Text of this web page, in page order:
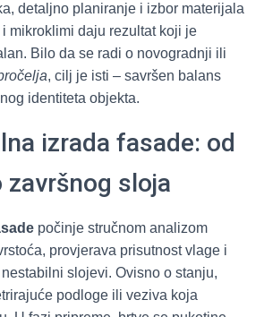
detaljno planiranje i izbor materijala
mikroklimi daju rezultat koji je
Bilo da se radi o novogradnji ili
, cilj je isti – savršen balans
identiteta objekta.
izrada fasade: od
završnog sloja
počinje stručnom analizom
provjerava prisutnost vlage i
slojevi. Ovisno o stanju,
podloge ili veziva koja